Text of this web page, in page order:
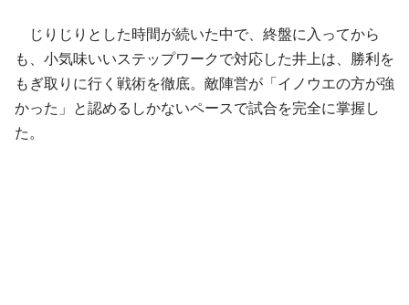
じりじりとした時間が続いた中で、終盤に入ってから
も、小気味いいステップワークで対応した井上は、勝利を
もぎ取りに行く戦術を徹底。敵陣営が「イノウエの方が強
かった」と認めるしかないペースで試合を完全に掌握し
た。